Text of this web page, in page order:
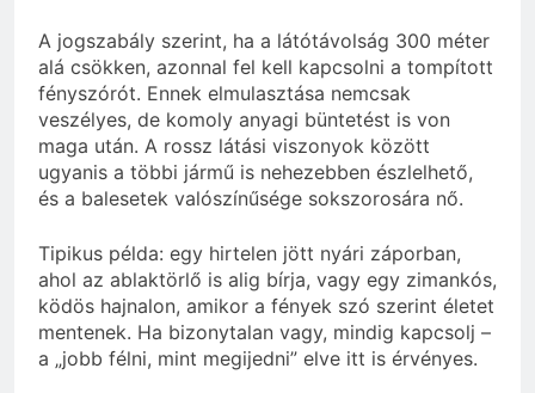
A jogszabály szerint, ha a látótávolság 300 méter
alá csökken, azonnal fel kell kapcsolni a tompított
fényszórót. Ennek elmulasztása nemcsak
veszélyes, de komoly anyagi büntetést is von
maga után. A rossz látási viszonyok között
ugyanis a többi jármű is nehezebben észlelhető,
és a balesetek valószínűsége sokszorosára nő.
Tipikus példa: egy hirtelen jött nyári záporban,
ahol az ablaktörlő is alig bírja, vagy egy zimankós,
ködös hajnalon, amikor a fények szó szerint életet
mentenek. Ha bizonytalan vagy, mindig kapcsolj –
a „jobb félni, mint megijedni” elve itt is érvényes.